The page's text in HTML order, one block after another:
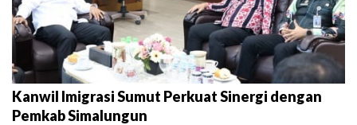
Kanwil Imigrasi Sumut Perkuat Sinergi dengan
Pemkab Simalungun